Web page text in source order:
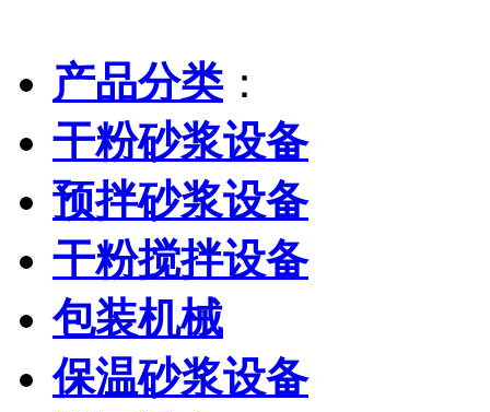
产品分类：
干粉砂浆设备
预拌砂浆设备
干粉搅拌设备
包装机械
保温砂浆设备